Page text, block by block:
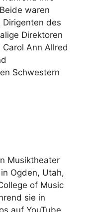
waren
des
Direktoren
Ann Allred
Schwestern
Musiktheater
Ogden, Utah,
of Music
sie in
auf YouTube